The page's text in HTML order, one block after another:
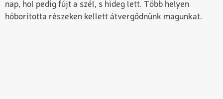
nap, hol pedig fújt a szél, s hideg lett. Több helyen
hóborította részeken kellett átvergődnünk magunkat.